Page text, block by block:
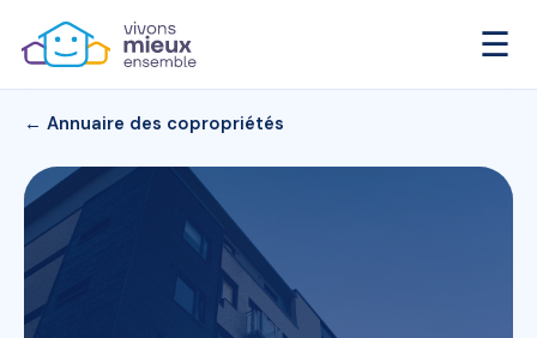
☰
← Annuaire des copropriétés